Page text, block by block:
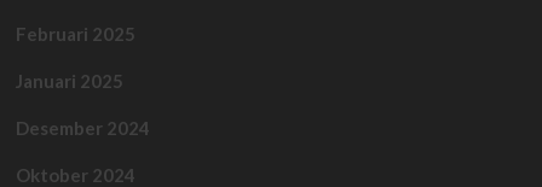
Februari 2025
Januari 2025
Desember 2024
Oktober 2024